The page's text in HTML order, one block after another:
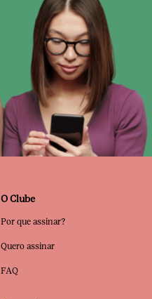
O Clube
Por que assinar?
Quero assinar
FAQ